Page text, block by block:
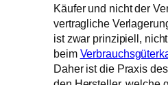
Käufer und nicht der
vertragliche
ist zwar prinzipiell,
beim
Daher ist die Praxis